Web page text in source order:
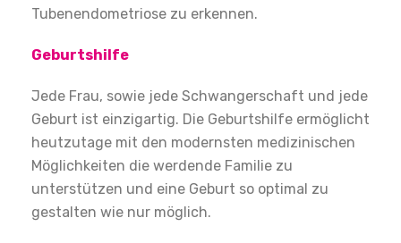
Tubenendometriose zu erkennen.
Geburtshilfe
Jede Frau, sowie jede Schwangerschaft und jede
Geburt ist einzigartig. Die Geburtshilfe ermöglicht
heutzutage mit den modernsten medizinischen
Möglichkeiten die werdende Familie zu
unterstützen und eine Geburt so optimal zu
gestalten wie nur möglich.